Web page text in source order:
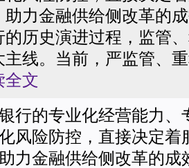
助力金融供给侧改革的
的历史演进过程，监管
主线。当前，严监管、
全文
行的专业化经营能力、
风险防控，直接决定着
力金融供给侧改革的成